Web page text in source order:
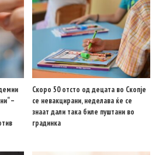
–
Скоро 50 отсто од децата во Скопје
се невакцирани, неделава ќе се
знаат дали така биле пуштани во
градинка